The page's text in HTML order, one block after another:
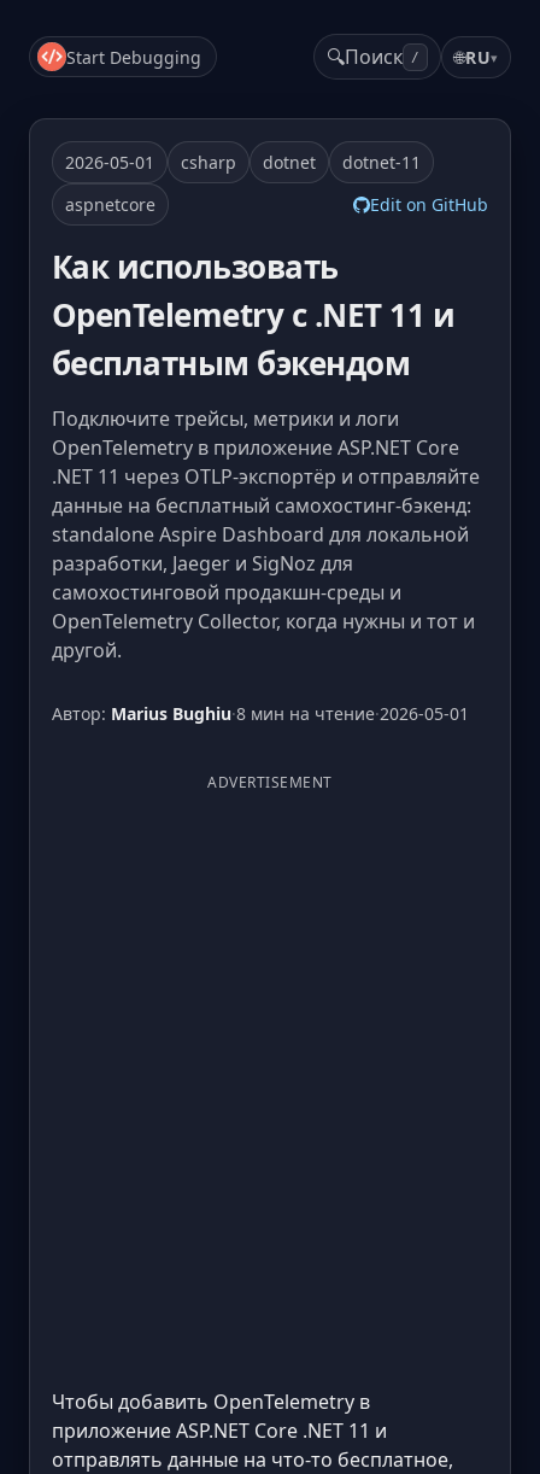
Start Debugging 🔍Поиск / 🌐RU▾
2026-05-01 csharp dotnet
dotnet-11
aspnetcore
Edit on GitHub
Как использовать
OpenTelemetry с .NET 11 и
бесплатным бэкендом
Подключите трейсы, метрики и логи
OpenTelemetry в приложение ASP.NET Core
.NET 11 через OTLP-экспортёр и отправляйте
данные на бесплатный самохостинг-бэкенд:
standalone Aspire Dashboard для локальной
разработки, Jaeger и SigNoz для
самохостинговой продакшн-среды и
OpenTelemetry Collector, когда нужны и тот и
другой.
Автор: Marius Bughiu·8 мин на чтение·2026-05-01
ADVERTISEMENT
Чтобы добавить OpenTelemetry в
приложение ASP.NET Core .NET 11 и
отправлять данные на что-то бесплатное,